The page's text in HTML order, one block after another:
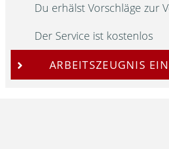
Du erhälst Vorschläge zur
Der Service ist kostenlos
ARBEITSZEUGNIS